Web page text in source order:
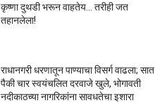
कृष्णा दुथडी भरून वाहतेय... तरीही जत
तहानलेला!
राधानगरी धरणातून पाण्याचा विसर्ग वाढला; सात
पैकी चार स्वयंचलित दरवाजे खुले, भोगावती
नदीकाठच्या नागरिकांना सावधतेचा इशारा